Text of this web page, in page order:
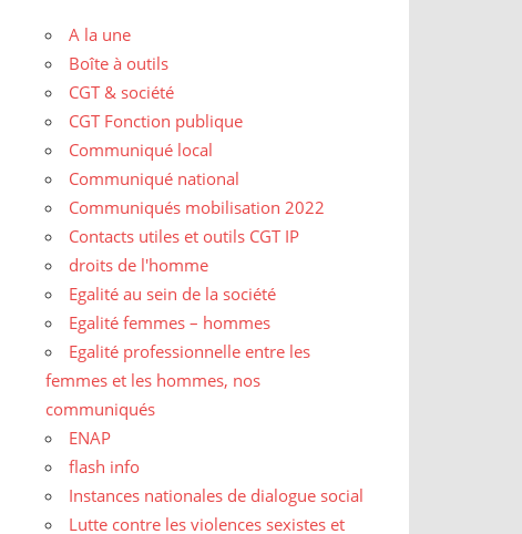
A la une
Boîte à outils
CGT & société
CGT Fonction publique
Communiqué local
Communiqué national
Communiqués mobilisation 2022
Contacts utiles et outils CGT IP
droits de l'homme
Egalité au sein de la société
Egalité femmes – hommes
Egalité professionnelle entre les
femmes et les hommes, nos
communiqués
ENAP
flash info
Instances nationales de dialogue social
Lutte contre les violences sexistes et